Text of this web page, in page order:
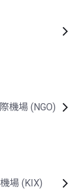
機場 (NGO)
場 (KIX)